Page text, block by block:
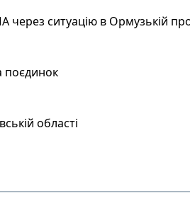
через ситуацію в Ормузькій
поєдинок
області